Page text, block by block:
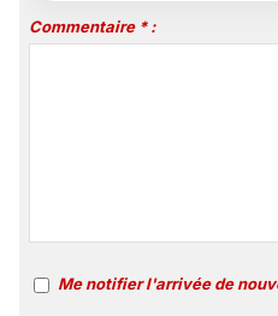
Commentaire * :
Me notifier l'arrivée de